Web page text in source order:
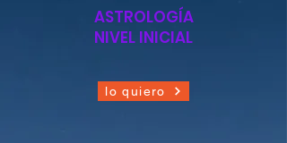
ASTROLOGÍA
NIVEL INICIAL
lo quiero